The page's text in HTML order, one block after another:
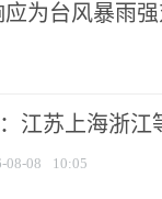
为台风暴雨
江苏上海浙江
08-08 10:05